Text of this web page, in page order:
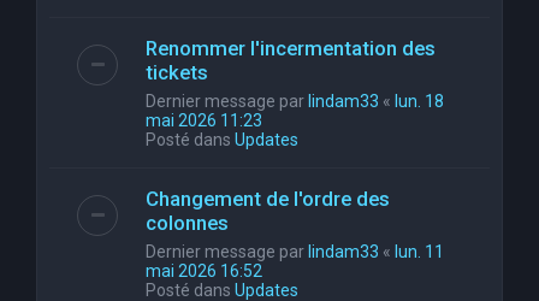
Renommer l'incermentation des
tickets
Dernier message par lindam33 « lun. 18
mai 2026 11:23
Posté dans Updates
Changement de l'ordre des
colonnes
Dernier message par lindam33 « lun. 11
mai 2026 16:52
Posté dans Updates